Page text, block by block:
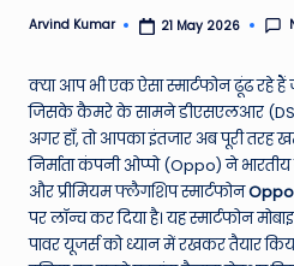
s
A
ro
u
n
Posted
Arvind Kumar 21 May 2026
क्या आप भी एक ऐसा स्मार्टफोन ढूंढ रहे
जिसके कैमरे के सामने डीएसएलआर
अगर हाँ, तो आपका इंतजार अब पूरी तरह
निर्माता कंपनी ओप्पो (Oppo) ने
और प्रीमियम फ्लैगशिप स्मार्टफोनOppo
पर लॉन्च कर दिया है। यह स्मार्टफोन
पावर यूजर्स को ध्यान में रखकर तैयार